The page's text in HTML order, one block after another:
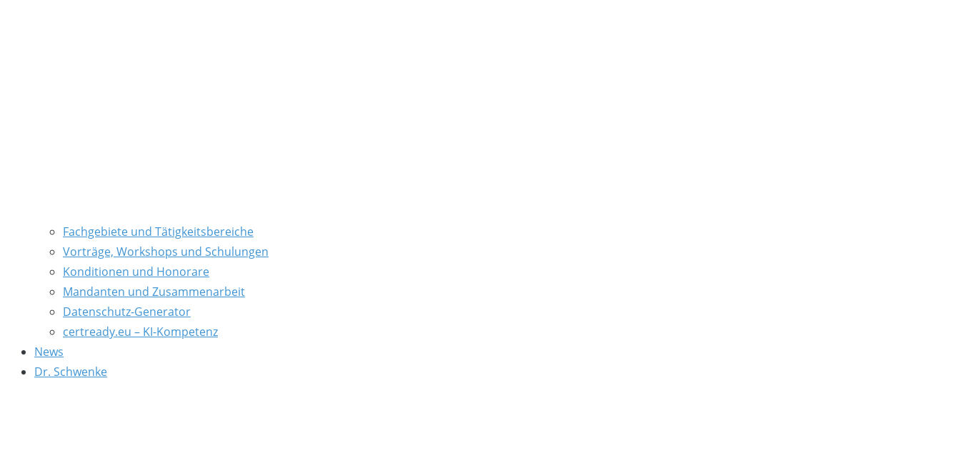
Fachgebiete und Tätigkeitsbereiche
Vorträge, Workshops und Schulungen
Konditionen und Honorare
Mandanten und Zusammenarbeit
Datenschutz-Generator
certready.eu – KI-Kompetenz
News
Dr. Schwenke